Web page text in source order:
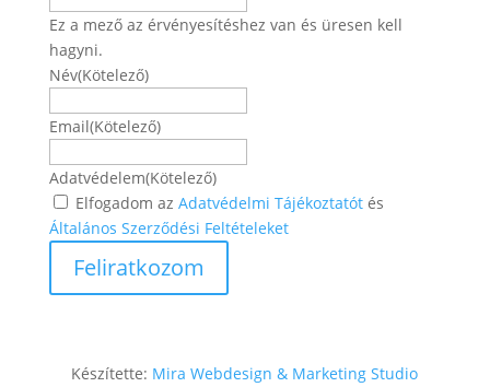
Ez a mező az érvényesítéshez van és üresen kell
hagyni.
Név(Kötelező)
Email(Kötelező)
Adatvédelem(Kötelező)
Elfogadom az Adatvédelmi Tájékoztatótés
Általános Szerződési Feltételeket
Készítette: Mira Webdesign & Marketing Studio